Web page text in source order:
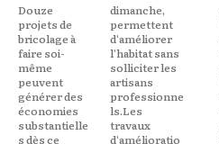
Douze
projets de
bricolage à
faire soi-
même
peuvent
générer des
économies
substantielle
s dès ce
dimanche,
permettent
d'améliorer
l'habitat sans
solliciter les
artisans
professionne
ls.Les
travaux
d'amélioratio